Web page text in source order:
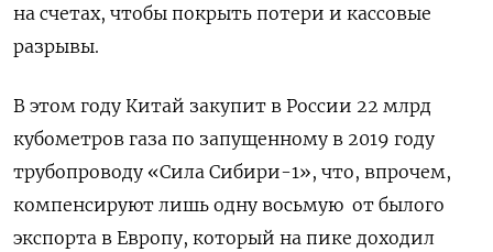
на счетах, чтобы покрыть потери и кассовые
разрывы.
В этом году Китай закупит в России 22 млрд
кубометров газа по запущенному в 2019 году
трубопроводу «Сила Сибири-1», что, впрочем,
компенсируют лишь одну восьмую от былого
экспорта в Европу, который на пике доходил